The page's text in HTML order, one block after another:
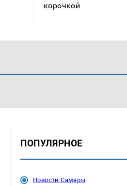
корочкой
ПОПУЛЯРНОЕ
Новости Самары